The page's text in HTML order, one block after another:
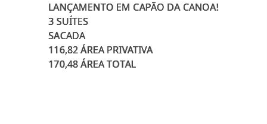
LANÇAMENTO EM CAPÃO DA CANOA!
3 SUÍTES
SACADA
116,82 ÁREA PRIVATIVA
170,48 ÁREA TOTAL